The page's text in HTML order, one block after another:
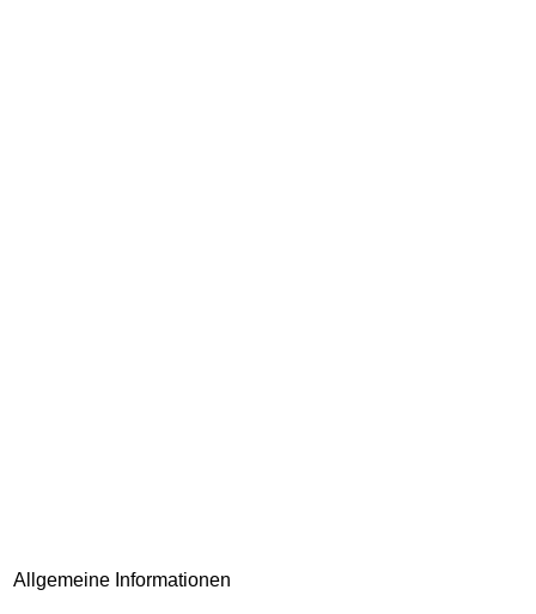
Allgemeine Informationen